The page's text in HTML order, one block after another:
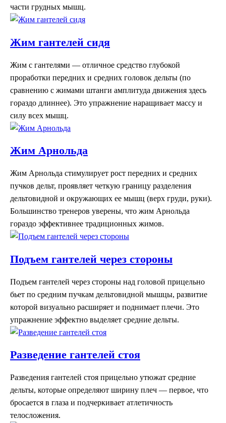
части грудных мышц.
Жим гантелей сидя
Жим с гантелями — отличное средство глубокой
проработки передних и средних головок дельты (по
сравнению с жимами штанги амплитуда движения здесь
гораздо длиннее). Это упражнение наращивает массу и
силу всех мышц.
Жим Арнольда
Жим Арнольда стимулирует рост передних и средних
пучков дельт, проявляет четкую границу разделения
дельтовидной и окружающих ее мышц (верх груди, руки).
Большинство тренеров уверены, что жим Арнольда
гораздо эффективнее традиционных жимов.
Подъем гантелей через стороны
Подъем гантелей через стороны над головой прицельно
бьет по средним пучкам дельтовидной мышцы, развитие
которой визуально расширяет и поднимает плечи. Это
упражнение эффектно выделяет средние дельты.
Разведение гантелей стоя
Разведения гантелей стоя прицельно утюжат средние
дельты, которые определяют ширину плеч — первое, что
бросается в глаза и подчеркивает атлетичность
телосложения.